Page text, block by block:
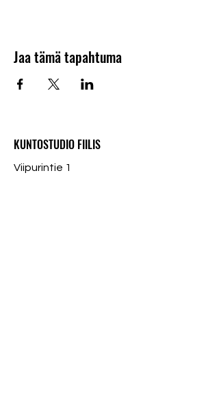
Jaa tämä tapahtuma
KUNTOSTUDIO FIILIS
Viipurintie 1